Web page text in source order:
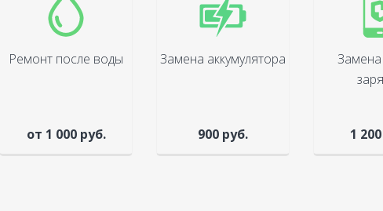
Ремонт после воды
от 1 000 руб.
Замена аккумулятора
900 руб.
Замена
1